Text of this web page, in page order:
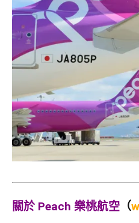
關於 Peach 樂桃航空 （